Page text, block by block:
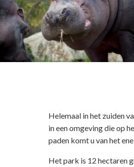
Helemaal in het zuiden
in een omgeving die op
paden komt u van het
Het park is 12 hectaren